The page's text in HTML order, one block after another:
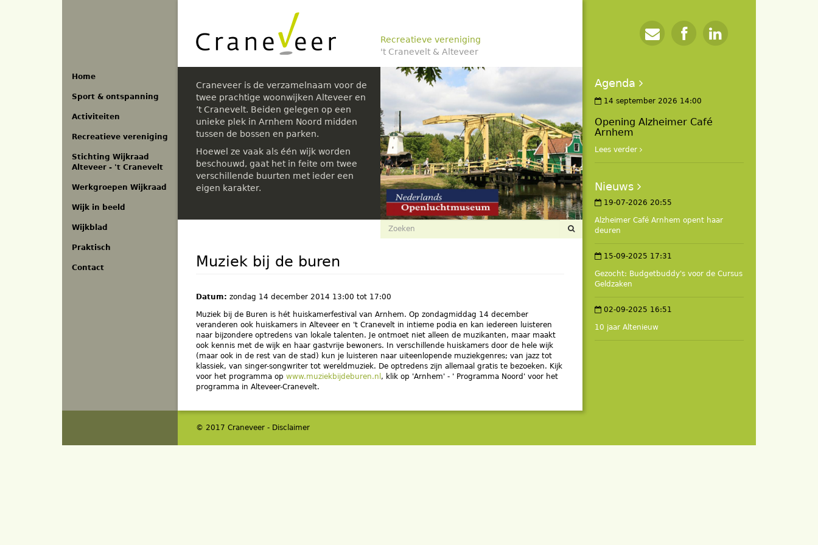
Home
Sport & ontspanning
Activiteiten
Recreatieve vereniging
Stichting Wijkraad
Alteveer - 't Cranevelt
Werkgroepen Wijkraad
Wijk in beeld
Wijkblad
Praktisch
Contact
Recreatieve vereniging
't Cranevelt & Alteveer
Craneveer is de verzamelnaam voor de
twee prachtige woonwijken Alteveer en
’t Cranevelt. Beiden gelegen op een
unieke plek in Arnhem Noord midden
tussen de bossen en parken.
Hoewel ze vaak als één wijk worden
beschouwd, gaat het in feite om twee
verschillende buurten met ieder een
eigen karakter.
Zoekveld
Muziek bij de buren
Datum: zondag 14 december 2014 13:00 tot 17:00
Muziek bij de Buren is hét huiskamerfestival van Arnhem. Op zondagmiddag 14 december
veranderen ook huiskamers in Alteveer en 't Cranevelt in intieme podia en kan iedereen luisteren
naar bijzondere optredens van lokale talenten. Je ontmoet niet alleen de muzikanten, maar maakt
ook kennis met de wijk en haar gastvrije bewoners. In verschillende huiskamers door de hele wijk
(maar ook in de rest van de stad) kun je luisteren naar uiteenlopende muziekgenres; van jazz tot
klassiek, van singer-songwriter tot wereldmuziek. De optredens zijn allemaal gratis te bezoeken. Kijk
voor het programma op www.muziekbijdeburen.nl , klik op 'Arnhem' - ' Programma Noord' voor het
programma in Alteveer-Cranevelt.
© 2017 Craneveer - Disclaimer
Agenda
14 september 2026 14:00
Opening Alzheimer Café
Arnhem
Lees verder
Nieuws
19-07-2026 20:55
Alzheimer Café Arnhem opent haar
deuren
15-09-2025 17:31
Gezocht: Budgetbuddy's voor de Cursus
Geldzaken
02-09-2025 16:51
10 jaar Altenieuw